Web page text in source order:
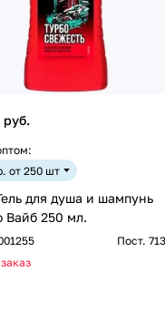
руб.
от 250 шт
для душа и шампунь
Вайб 250 мл.
Пост. 713